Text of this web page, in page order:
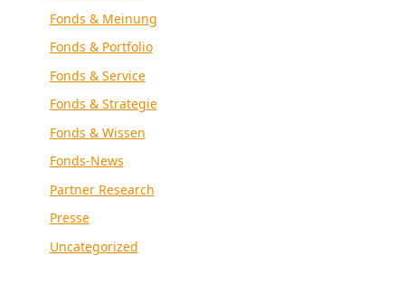
Fonds & Meinung
Fonds & Portfolio
Fonds & Service
Fonds & Strategie
Fonds & Wissen
Fonds-News
Partner Research
Presse
Uncategorized